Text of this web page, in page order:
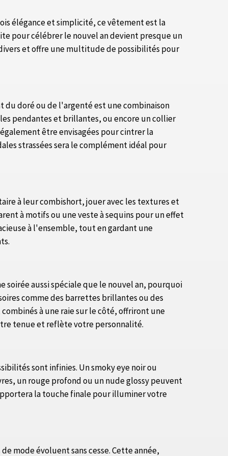
élégance et simplicité, ce vêtement est la
pour célébrer le nouvel an devient presque un
et offre une multitude de possibilités pour
doré ou de l'argenté est une combinaison
pendantes et brillantes, ou encore un collier
être envisagées pour cintrer la
strassées sera le complément idéal pour
à leur combishort, jouer avec les textures et
à motifs ou une veste à sequins pour un effet
à l'ensemble, tout en gardant une
aussi spéciale que le nouvel an, pourquoi
comme des barrettes brillantes ou des
à une raie sur le côté, offriront une
tenue et reflète votre personnalité.
sont infinies. Un smoky eye noir ou
un rouge profond ou un nude glossy peuvent
la touche finale pour illuminer votre
mode évoluent sans cesse. Cette année,